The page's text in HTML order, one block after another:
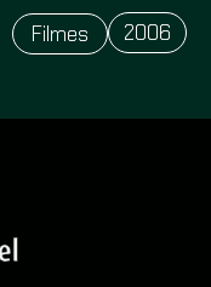
Filmes 2006